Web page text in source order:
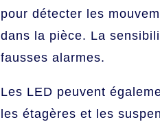
pour détecter les
dans la pièce. La
fausses alarmes.
Les LED peuvent
les étagères et les